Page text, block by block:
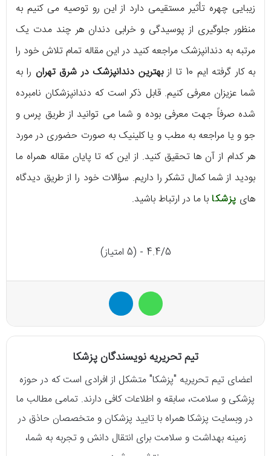
زیبایی چهره تأثیر مستقیمی دارد از این رو توصیه می کنیم به
منظور جلوگیری از پوسیدگی و خرابی دندان هر چند مدت یک
مرتبه به دندانپزشک مراجعه کنید در این مقاله تمام تلاش خود را
به کار گرفته ایم 10 تا از
بهترین دندانپزشک در شرق تهران را به
شما عزیزان معرفی کنیم. قابل ذکر است که دندانپزشکان نامبرده
شده صرفاً جهت معرفی بوده و شما می توانید از طریق پرس و
جو و یا مراجعه به مطب و یا کلینیک به صورت حضوری در مورد
هر کدام از آن ها تحقیق کنید. از این که تا پایان مقاله همراه ما
بودید از شما کمال تشکر را داریم. سؤالات خود را از طریق دیدگاه
های پزشکابا ما در ارتباط باشید.
4.4/5 - (5 امتیاز)
واتس آپ
تیم تحریریه نویسندگان پزشکا
اعضای تیم تحریریه "پزشکا" متشکل از افرادی است که در حوزه
پزشکی و سلامت، سابقه و اطلاعات کافی دارند. تمامی مطالب ما
در وبسایت پزشکا همراه با تایید پزشکان و متخصصان حاذق در
زمینه بهداشت و سلامت برای انتقال دانش و تجربه به شما،